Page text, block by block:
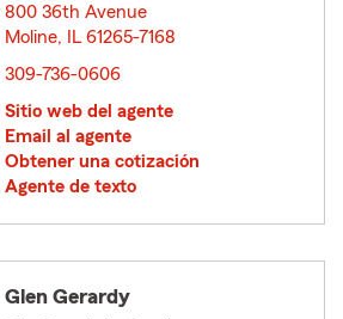
800 36th Avenue
Moline, IL 61265-7168
309-736-0606
Sitio web del agente
Email al agente
Obtener una cotización
Agente de texto
Glen Gerardy